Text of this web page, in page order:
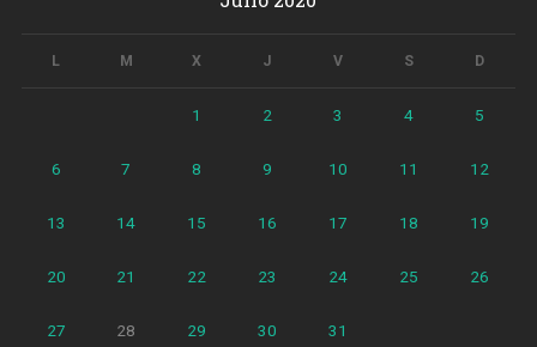
L M X J V S D
1 2 3 4 5
6 7 8 9 10 11 12
13 14 15 16 17 18 19
20 21 22 23 24 25 26
27 28 29 30 31